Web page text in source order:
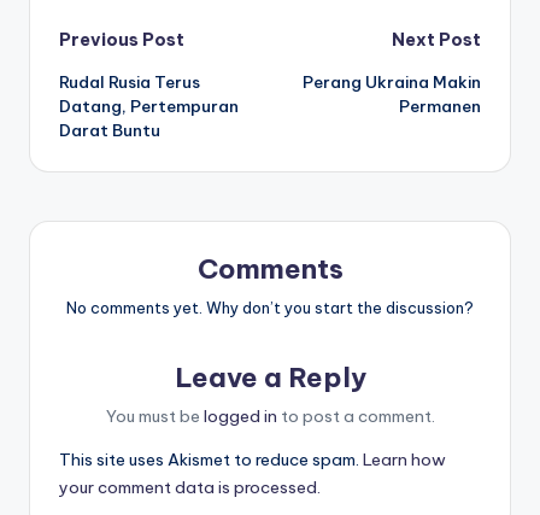
Post
navigation
Previous Post
Rudal Rusia Terus
Datang, Pertempuran
Darat Buntu
Next Post
Perang Ukraina Makin
Permanen
Comments
No comments yet. Why don’t you start the discussion?
Leave a Reply
You must be logged in to post a comment.
This site uses Akismet to reduce spam. Learn how
your comment data is processed.